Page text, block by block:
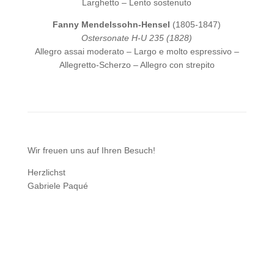
Larghetto – Lento sostenuto
Fanny Mendelssohn-Hensel (1805-1847)
Ostersonate H-U 235 (1828)
Allegro assai moderato – Largo e molto espressivo –
Allegretto-Scherzo – Allegro con strepito
Wir freuen uns auf Ihren Besuch!
Herzlichst
Gabriele Paqué